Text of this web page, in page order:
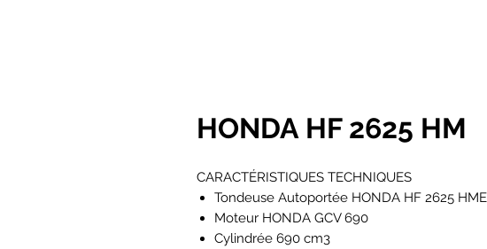
HONDA HF 2625 HM
CARACTÉRISTIQUES TECHNIQUES
Tondeuse Autoportée HONDA HF 2625 HME
Moteur HONDA GCV 690
Cylindrée 690 cm3